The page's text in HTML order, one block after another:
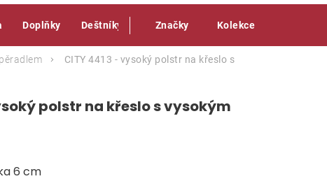
Doplňky Deštníky Gastro produkty
Značky Kolekce
CITY 4413 - vysoký polstr na křeslo s
polstr na křeslo s vysokým
6 cm